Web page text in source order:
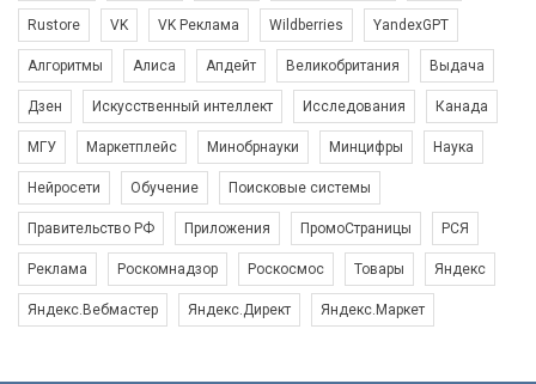
Rustore VK VK Реклама Wildberries YandexGPT
Алгоритмы Алиса Апдейт Великобритания Выдача
Дзен Искусственный интеллект Исследования Канада
МГУ Маркетплейс Минобрнауки Минцифры Наука
Нейросети Обучение Поисковые системы
Правительство РФ Приложения ПромоСтраницы РСЯ
Реклама Роскомнадзор Роскосмос Товары Яндекс
Яндекс.Вебмастер Яндекс.Директ Яндекс.Маркет